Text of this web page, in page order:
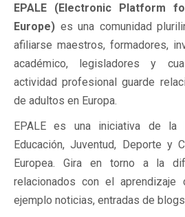
EPALE (Electronic Platform
Europe) es una comunidad
afiliarse maestros, formadores,
académico, legisladores y
actividad profesional guarde
de adultos en Europa.
EPALE es una iniciativa de la
Educación, Juventud, Deporte y
Europea. Gira en torno a la
relacionados con el
ejemplo noticias, entradas de